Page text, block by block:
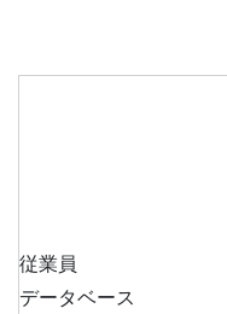
従業員
データベース